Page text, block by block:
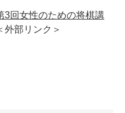
3回女性のための将棋講
外部リンク＞